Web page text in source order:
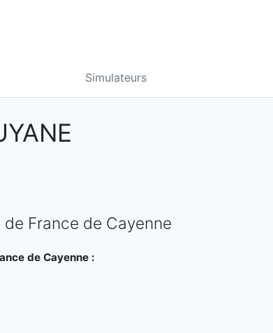
Simulateurs
France de Cayenne
de Cayenne :